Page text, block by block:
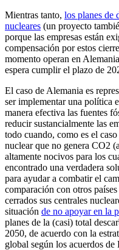
Mientras tanto, los planes de
nucleares (un proyecto
porque las empresas están
compensación por estos
momento operan en
espera cumplir el plazo de
El caso de Alemania es
ser implementar una política
manera efectiva las fuentes
reducir sustancialmente las
todo cuando, como es el
nuclear que no genera CO2
altamente nocivos para los
encontrado una verdadera
para ayudar a combatir el
comparación con otros
cerrados sus centrales
situación de no apoyar en la
planes de la (casi) total
2050, de acuerdo con la
global según los acuerdos de